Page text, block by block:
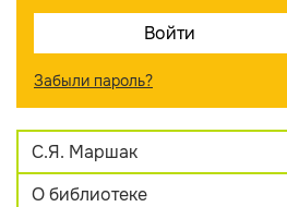
Забыли пароль?
С.Я. Маршак
О библиотеке